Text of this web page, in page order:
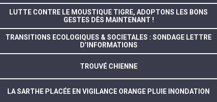
LUTTE CONTRE LE MOUSTIQUE TIGRE, ADOPTONS LES BONS
GESTES DÈS MAINTENANT !
TRANSITIONS ECOLOGIQUES & SOCIETALES : SONDAGE LETTRE
D’INFORMATIONS
TROUVÉ CHIENNE
LA SARTHE PLACÉE EN VIGILANCE ORANGE PLUIE INONDATION